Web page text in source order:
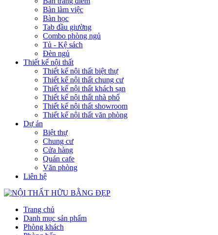
Bàn làm việc
Bàn học
Tab đầu giường
Combo phòng ngủ
Tủ - Kệ sách
Đèn ngủ
Thiết kế nội thất
Thiết kế nội thất biệt thự
Thiết kế nội thất chung cư
Thiết kế nội thất khách sạn
Thiết kế nội thất nhà phố
Thiết kế nội thất showroom
Thiết kế nội thất văn phòng
Dự án
Biệt thự
Chung cư
Cửa hàng
Quán cafe
Văn phòng
Liên hệ
Trang chủ
Danh mục sản phẩm
Phòng khách